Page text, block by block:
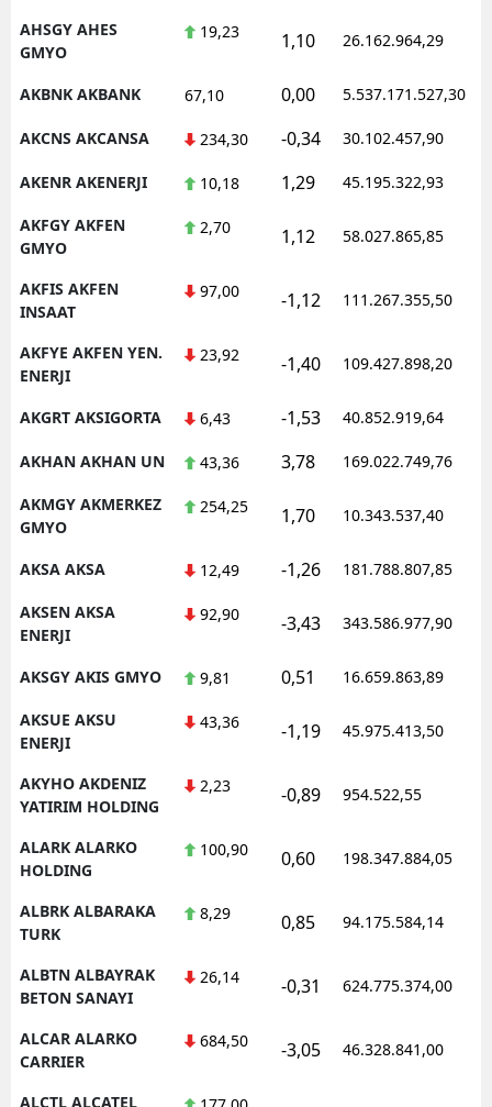
AHSGY AHES
GMYO
19,23 1,10 26.162.964,29
AKBNK AKBANK 67,10 0,00 5.537.171.527,30
AKCNS AKCANSA 234,30 -0,34 30.102.457,90
AKENR AKENERJI 10,18 1,29 45.195.322,93
AKFGY AKFEN
GMYO
2,70 1,12 58.027.865,85
AKFIS AKFEN
INSAAT
97,00 -1,12 111.267.355,50
AKFYE AKFEN YEN.
ENERJI
23,92 -1,40 109.427.898,20
AKGRT AKSIGORTA 6,43 -1,53 40.852.919,64
AKHAN AKHAN UN 43,36 3,78 169.022.749,76
AKMGY AKMERKEZ
GMYO
254,25 1,70 10.343.537,40
AKSA AKSA 12,49 -1,26 181.788.807,85
AKSEN AKSA
ENERJI
92,90 -3,43 343.586.977,90
AKSGY AKIS GMYO 9,81 0,51 16.659.863,89
AKSUE AKSU
ENERJI
43,36 -1,19 45.975.413,50
AKYHO AKDENIZ
YATIRIM HOLDING
2,23 -0,89 954.522,55
ALARK ALARKO
HOLDING
100,90 0,60 198.347.884,05
ALBRK ALBARAKA
TURK
8,29 0,85 94.175.584,14
ALBTN ALBAYRAK
BETON SANAYI
26,14 -0,31 624.775.374,00
ALCAR ALARKO
CARRIER
684,50 -3,05 46.328.841,00
ALCTL ALCATEL